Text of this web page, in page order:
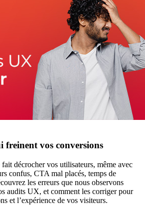
freinent vos conversions
décrocher vos utilisateurs, même avec
confus, CTA mal placés, temps de
les erreurs que nous observons
audits UX, et comment les corriger pour
et l’expérience de vos visiteurs.